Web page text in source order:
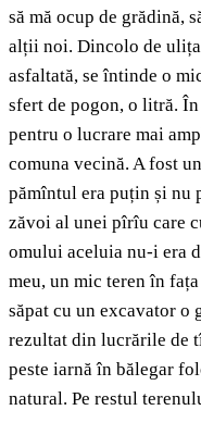
să mă ocup de grădină,
alții noi. Dincolo de
asfaltată, se întinde o
sfert de pogon, o litră.
pentru o lucrare mai
comuna vecină. A fost
pămîntul era puțin și nu
zăvoi al unei pîrîu care
omului aceluia nu-i era
meu, un mic teren în
săpat cu un excavator o
rezultat din lucrările de
peste iarnă în bălegar
natural. Pe restul